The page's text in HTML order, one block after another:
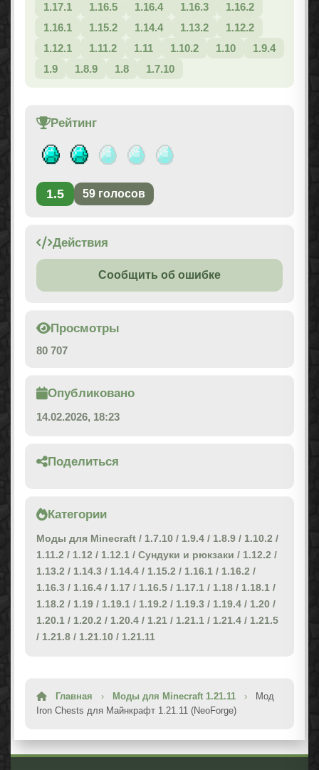
1.17.1
1.16.5 1.16.4 1.16.3
1.16.2
1.16.1
1.15.2 1.14.4 1.13.2
1.12.2
1.12.1
1.11.2 1.11 1.10.2 1.10
1.9.4
1.9
1.8.9 1.8 1.7.10
Рейтинг
1.5 59 голосов
Действия
Сообщить об ошибке
Просмотры
80 707
Опубликовано
14.02.2026, 18:23
Поделиться
Категории
Моды для Minecraft / 1.7.10 / 1.9.4 / 1.8.9 / 1.10.2 /
1.11.2 / 1.12 / 1.12.1 / Сундуки и рюкзаки / 1.12.2 /
1.13.2 / 1.14.3 / 1.14.4 / 1.15.2 / 1.16.1 / 1.16.2 /
1.16.3 / 1.16.4 / 1.17 / 1.16.5 / 1.17.1 / 1.18 / 1.18.1 /
1.18.2 / 1.19 / 1.19.1 / 1.19.2 / 1.19.3 / 1.19.4 / 1.20 /
1.20.1 / 1.20.2 / 1.20.4 / 1.21 / 1.21.1 / 1.21.4 / 1.21.5
/ 1.21.8 / 1.21.10 / 1.21.11
Главная › Моды для Minecraft 1.21.11 ›
Мод
Iron Chests для Майнкрафт 1.21.11 (NeoForge)